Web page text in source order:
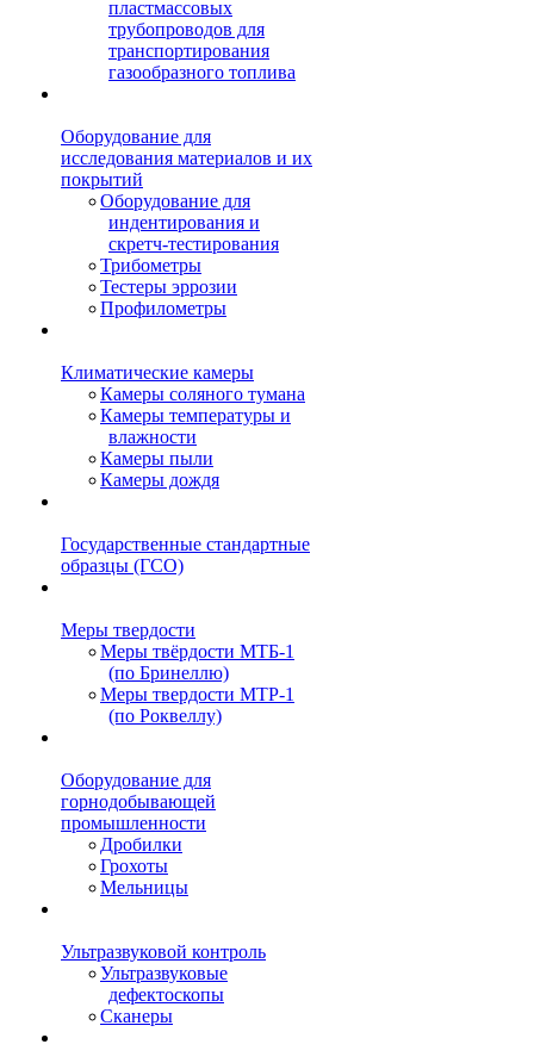
пластмассовых
трубопроводов для
транспортирования
газообразного топлива
Оборудование для
исследования материалов и их
покрытий
Оборудование для
индентирования и
скретч-тестирования
Трибометры
Тестеры эррозии
Профилометры
Климатические камеры
Камеры соляного тумана
Камеры температуры и
влажности
Камеры пыли
Камеры дождя
Государственные стандартные
образцы (ГСО)
Меры твердости
Меры твёрдости МТБ-1
(по Бринеллю)
Меры твердости МТР-1
(по Роквеллу)
Оборудование для
горнодобывающей
промышленности
Дробилки
Грохоты
Мельницы
Ультразвуковой контроль
Ультразвуковые
дефектоскопы
Сканеры